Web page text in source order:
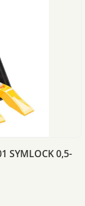
SYMLOCK 0,5-